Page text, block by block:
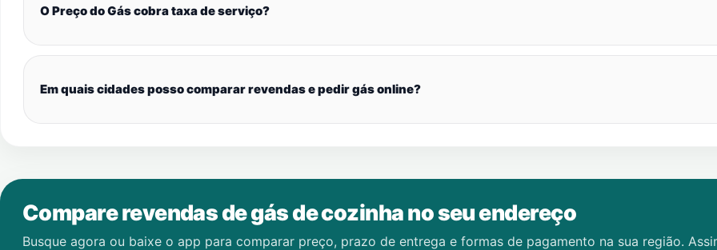
O Preço do Gás cobra taxa de serviço?
Em quais cidades posso comparar revendas e pedir gás online?
Compare revendas de gás de cozinha no seu endereço
Busque agora ou baixe o app para comparar preço, prazo de entrega e formas de pagamento na sua região.